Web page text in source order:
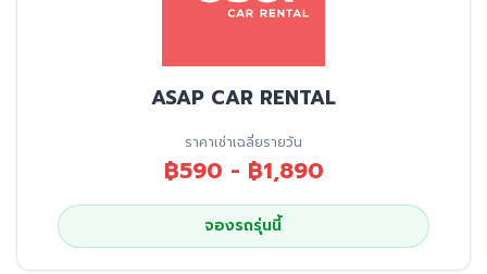
ASAP CAR RENTAL
ราคาเช่าเฉลี่ยรายวัน
฿590 - ฿1,890
จองรถรุ่นนี้